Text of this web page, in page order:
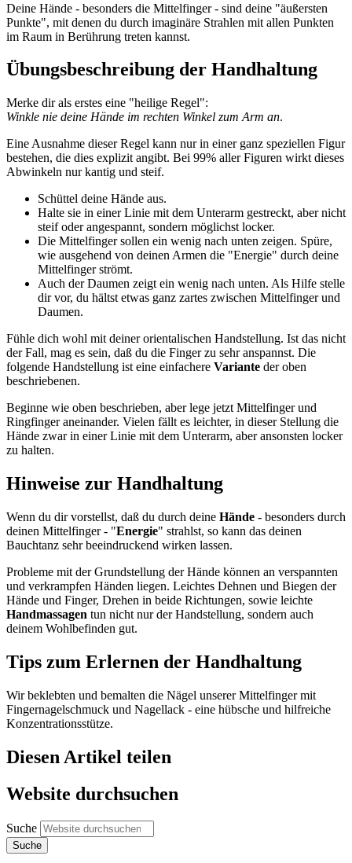
Deine Hände - besonders die Mittelfinger - sind deine "äußersten
Punkte", mit denen du durch imaginäre Strahlen mit allen Punkten
im Raum in Berührung treten kannst.
Übungsbeschreibung der Handhaltung
Merke dir als erstes eine "heilige Regel":
Winkle nie deine Hände im rechten Winkel zum Arm an.
Eine Ausnahme dieser Regel kann nur in einer ganz speziellen Figur
bestehen, die dies explizit angibt. Bei 99% aller Figuren wirkt dieses
Abwinkeln nur kantig und steif.
Schüttel deine Hände aus.
Halte sie in einer Linie mit dem Unterarm gestreckt, aber nicht
steif oder angespannt, sondern möglichst locker.
Die Mittelfinger sollen ein wenig nach unten zeigen. Spüre,
wie ausgehend von deinen Armen die "Energie" durch deine
Mittelfinger strömt.
Auch der Daumen zeigt ein wenig nach unten. Als Hilfe stelle
dir vor, du hältst etwas ganz zartes zwischen Mittelfinger und
Daumen.
Fühle dich wohl mit deiner orientalischen Handstellung. Ist das nicht
der Fall, mag es sein, daß du die Finger zu sehr anspannst. Die
folgende Handstellung ist eine einfachere Variante der oben
beschriebenen.
Beginne wie oben beschrieben, aber lege jetzt Mittelfinger und
Ringfinger aneinander. Vielen fällt es leichter, in dieser Stellung die
Hände zwar in einer Linie mit dem Unterarm, aber ansonsten locker
zu halten.
Hinweise zur Handhaltung
Wenn du dir vorstellst, daß du durch deine Hände - besonders durch
deinen Mittelfinger - "Energie" strahlst, so kann das deinen
Bauchtanz sehr beeindruckend wirken lassen.
Probleme mit der Grundstellung der Hände können an verspannten
und verkrampfen Händen liegen. Leichtes Dehnen und Biegen der
Hände und Finger, Drehen in beide Richtungen, sowie leichte
Handmassagen tun nicht nur der Handstellung, sondern auch
deinem Wohlbefinden gut.
Tips zum Erlernen der Handhaltung
Wir beklebten und bemalten die Nägel unserer Mittelfinger mit
Fingernagelschmuck und Nagellack - eine hübsche und hilfreiche
Konzentrationsstütze.
Diesen Artikel teilen
Website durchsuchen
Suche